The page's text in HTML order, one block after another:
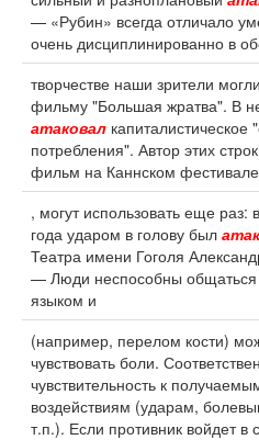
— «Рубин» всегда отличало
очень дисциплинированно в
творчестве наши зрители
фильму "Большая жратва". В
атаковал капиталистическое
потребления". Автор этих
фильм на Каннском фестивале
, могут использовать еще раз:
года ударом в голову был
Театра имени Гоголя
— Люди неспособны общаться
языком и
(например, перелом кости)
чувствовать боли.
чувствительность к
воздействиям (ударам,
т.п.). Если противник войдет в